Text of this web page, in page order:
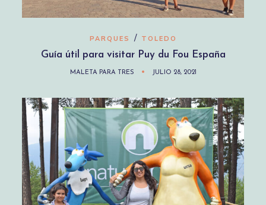
PARQUES / TOLEDO
Guía útil para visitar Puy du Fou España
MALETA PARA TRES JULIO 28, 2021